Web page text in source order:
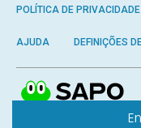
POLÍTICA DE PRIVACIDADE
AJUDA DEFINIÇÕES